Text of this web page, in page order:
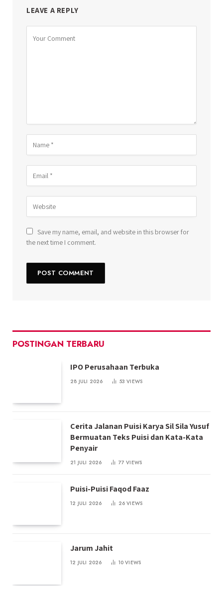
LEAVE A REPLY
Save my name, email, and website in this browser for
the next time I comment.
POSTINGAN TERBARU
IPO Perusahaan Terbuka
28 JULI 2026 53VIEWS
Cerita Jalanan Puisi Karya Sil Sila Yusuf
Bermuatan Teks Puisi dan Kata-Kata
Penyair
21 JULI 2026 77VIEWS
Puisi-Puisi Faqod Faaz
12 JULI 2026 26VIEWS
Jarum Jahit
12 JULI 2026 10VIEWS